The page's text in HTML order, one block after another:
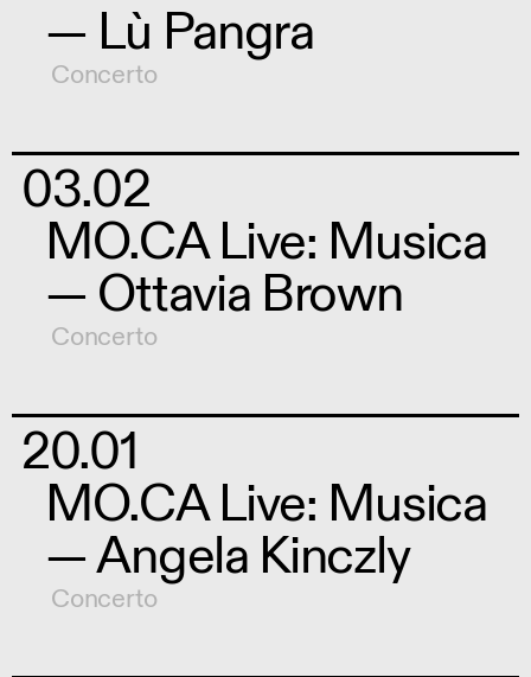
— Lù Pangra
Concerto
03.02
MO.CA Live: Musica
— Ottavia Brown
Concerto
20.01
MO.CA Live: Musica
— Angela Kinczly
Concerto